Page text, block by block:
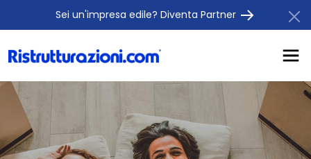
Sei un'impresa edile? Diventa Partner